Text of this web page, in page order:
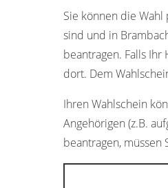
Sie können die
sind und in
beantragen. Falls
dort. Dem
Ihren Wahlschein
Angehörigen (z.B.
beantragen,